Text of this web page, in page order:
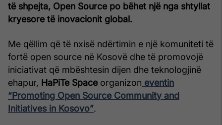
të shpejta, Open Source po bëhet një nga shtyllat
kryesore të inovacionit global.
Me qëllim që të nxisë ndërtimin e një komuniteti të
fortë open source në Kosovë dhe të promovojë
iniciativat që mbështesin dijen dhe teknologjinë
ehapur, HaPiTe Space organizon eventin
“Promoting Open Source Community and
Initiatives in Kosovo”.